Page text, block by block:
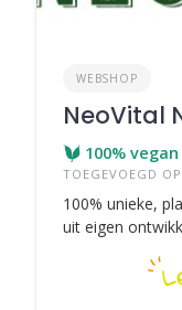
WEBSHOP
NeoVital
100% vegan
TOEGEVOEGD
100% unieke,
uit eigen